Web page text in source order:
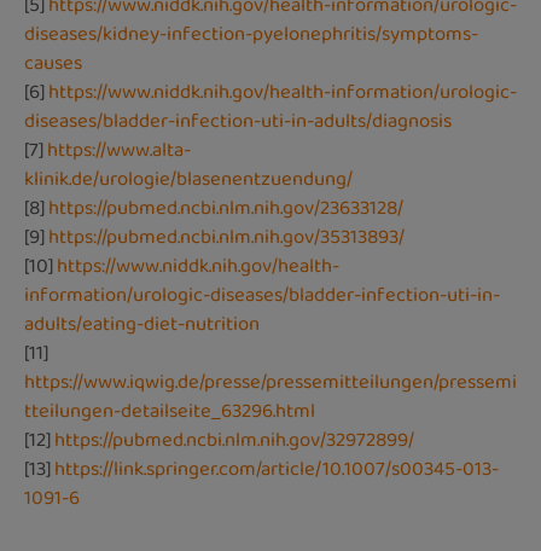
diseases/kidney-infection-pyelonephritis/symptoms-
causes
[6]https://www.niddk.nih.gov/health-information/urologic-
diseases/bladder-infection-uti-in-adults/diagnosis
[7]https://www.alta-
klinik.de/urologie/blasenentzuendung/
[8]https://pubmed.ncbi.nlm.nih.gov/23633128/
[9]https://pubmed.ncbi.nlm.nih.gov/35313893/
[10]https://www.niddk.nih.gov/health-
information/urologic-diseases/bladder-infection-uti-in-
adults/eating-diet-nutrition
[11]
https://www.iqwig.de/presse/pressemitteilungen/pressemi
tteilungen-detailseite_63296.html
[12]https://pubmed.ncbi.nlm.nih.gov/32972899/
[13]https://link.springer.com/article/10.1007/s00345-013-
1091-6